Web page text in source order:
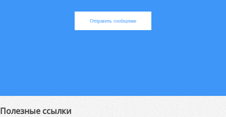
Отправить сообщение
Полезные ссылки